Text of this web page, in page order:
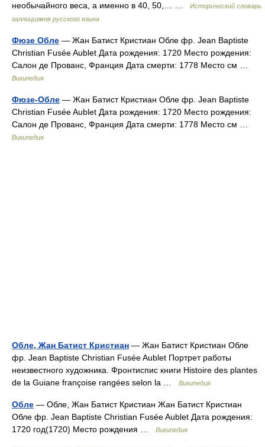
необычайного веса, а именно в 40, 50,… …
Исторический словарь
галлицизмов русского языка
Фюзе Обле — Жан Батист Кристиан Обле фр. Jean Baptiste
Christian Fusée Aublet Дата рождения: 1720 Место рождения:
Салон де Прованс, Франция Дата смерти: 1778 Место см …
Википедия
Фюзе-Обле — Жан Батист Кристиан Обле фр. Jean Baptiste
Christian Fusée Aublet Дата рождения: 1720 Место рождения:
Салон де Прованс, Франция Дата смерти: 1778 Место см …
Википедия
Обле, Жан Батист Кристиан — Жан Батист Кристиан Обле
фр. Jean Baptiste Christian Fusée Aublet Портрет работы
неизвестного художника. Фронтиспис книги Histoire des plantes
de la Guiane françoise rangées selon la …
Википедия
Обле — Обле, Жан Батист Кристиан Жан Батист Кристиан
Обле фр. Jean Baptiste Christian Fusée Aublet Дата рождения:
1720 год(1720) Место рождения …
Википедия